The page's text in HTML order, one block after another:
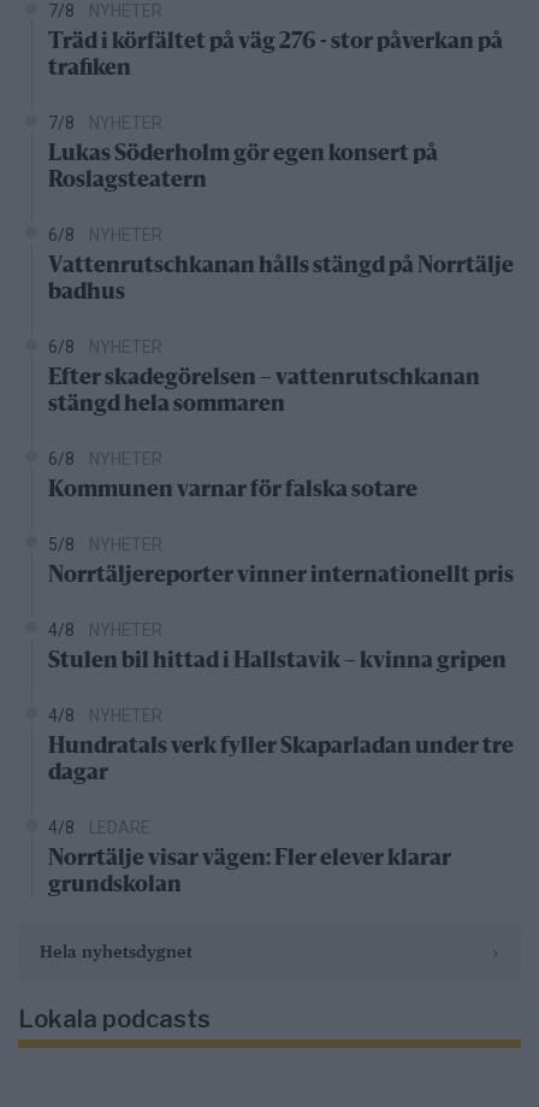
7/8 NYHETER
Träd i körfältet på väg 276 - stor påverkan på
trafiken
7/8 NYHETER
Lukas Söderholm gör egen konsert på
Roslagsteatern
6/8 NYHETER
Vattenrutschkanan hålls stängd på Norrtälje
badhus
6/8 NYHETER
Efter skadegörelsen – vattenrutschkanan
stängd hela sommaren
6/8 NYHETER
Kommunen varnar för falska sotare
5/8 NYHETER
Norrtäljereporter vinner internationellt pris
4/8 NYHETER
Stulen bil hittad i Hallstavik – kvinna gripen
4/8 NYHETER
Hundratals verk fyller Skaparladan under tre
dagar
4/8 LEDARE
Norrtälje visar vägen: Fler elever klarar
grundskolan
Hela nyhetsdygnet
Lokala podcasts